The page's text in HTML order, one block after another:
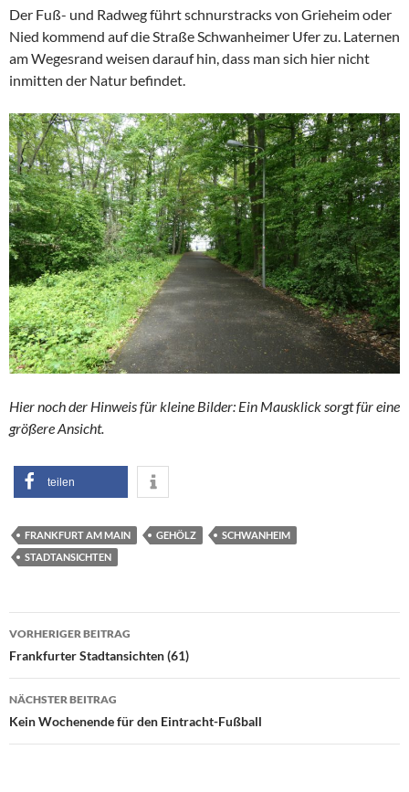
Der Fuß- und Radweg führt schnurstracks von Grieheim oder
Nied kommend auf die Straße Schwanheimer Ufer zu. Laternen
am Wegesrand weisen darauf hin, dass man sich hier nicht
inmitten der Natur befindet.
Hier noch der Hinweis für kleine Bilder: Ein Mausklick sorgt für eine
größere Ansicht.
teilen
FRANKFURT AM MAIN GEHÖLZ
SCHWANHEIM
STADTANSICHTEN
Beitragsnavigation
VORHERIGER BEITRAG
Frankfurter Stadtansichten (61)
NÄCHSTER BEITRAG
Kein Wochenende für den Eintracht-Fußball